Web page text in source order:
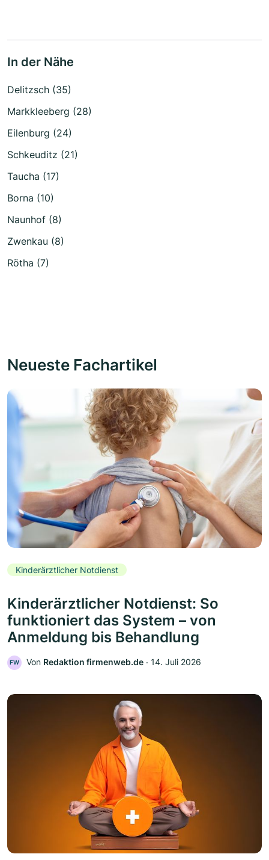
In der Nähe
Delitzsch (35)
Markkleeberg (28)
Eilenburg (24)
Schkeuditz (21)
Taucha (17)
Borna (10)
Naunhof (8)
Zwenkau (8)
Rötha (7)
Neueste Fachartikel
Kinderärztlicher Notdienst
Kinderärztlicher Notdienst: So
funktioniert das System – von
Anmeldung bis Behandlung
FW Von Redaktion firmenweb.de ‧ 14. Juli 2026